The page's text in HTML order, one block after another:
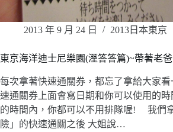
2013 年 9 月 24 日 2013日本東京
東京海洋迪士尼樂園(溼答答篇)~帶著老
每次拿著快速通關券，都忘了拿給大家
速通關券上面會寫日期和你可以使用的時
的時間內，你都可以不用排隊喔! 我們
險」的快速通關之後 大姐說…